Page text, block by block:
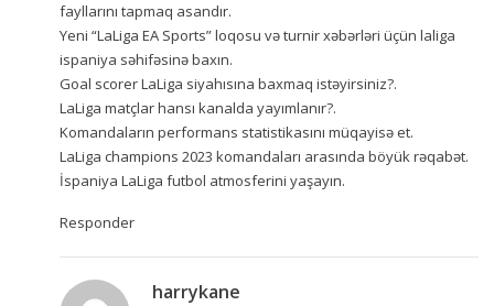
fayllarını tapmaq asandır.
Yeni “LaLiga EA Sports” loqosu və turnir xəbərləri üçün laliga
ispaniya səhifəsinə baxın.
Goal scorer LaLiga siyahısına baxmaq istəyirsiniz?.
LaLiga matçlar hansı kanalda yayımlanır?.
Komandaların performans statistikasını müqayisə et.
LaLiga champions 2023 komandaları arasında böyük rəqabət.
İspaniya LaLiga futbol atmosferini yaşayın.
Responder
harrykane